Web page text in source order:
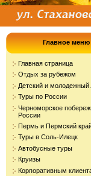
Главное меню
Главная страница
Отдых за рубежом
Детский и молодежный...
Туры по России
Черноморское
России
Пермь и Пермский
Туры в Соль-Илецк
Автобусные туры
Круизы
Корпоративным